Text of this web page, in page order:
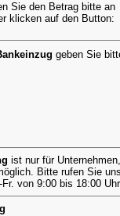
Sie den Betrag bitte an
klicken auf den Button:
geben Sie
ist nur für Unternehmen,
Bitte rufen Sie
von 9:00 bis 18:00